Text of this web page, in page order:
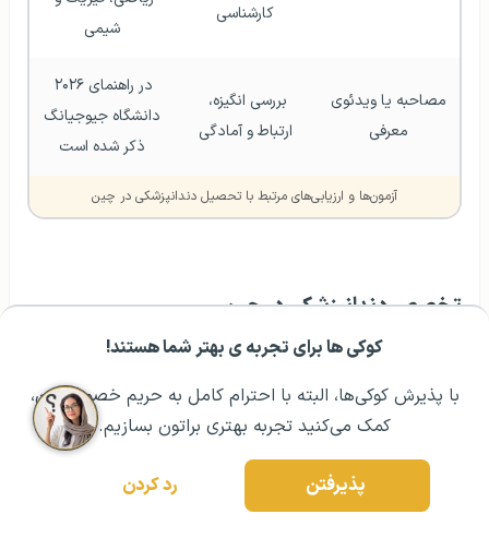
کوکی ها برای تجربه ی بهتر شما هستند!
با پذیرش کوکی‌ها، البته با احترام کامل به حریم خصوصیتون،
کمک می‌کنید تجربه بهتری براتون بسازیم.
پذیرفتن رد کردن
مشــاوره اولیه رایگان: ۰۲۱ ۴۳۰۰۰ ۰۲۱ رزرو مشاوره تخصصی
کارشناسی
شیمی
معرفی
ارتباط و آمادگی
ذکر شده است
آزمون‌ها و ارزیابی‌های مرتبط با تحصیل دندانپزشکی در چین
تخصص دندانپزشکی در چین
پس از دریافت مدرک پایه، امکان ادامه تحصیل در دوره‌های
کارشناسی ارشد یا تخصصی مرتبط با دهان و دندان وجود
دارد. شرایط ورود، زبان، نوع مدرک و ارتباط دوره با مجوز
حرفه‌ای متفاوت است. طول دوره‌های تخصص دندانپزشکی در
چین معمولا سه ساله است.